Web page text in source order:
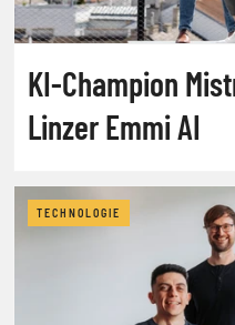
KI-Champion
Linzer Emmi AI
TECHNOLOGIE